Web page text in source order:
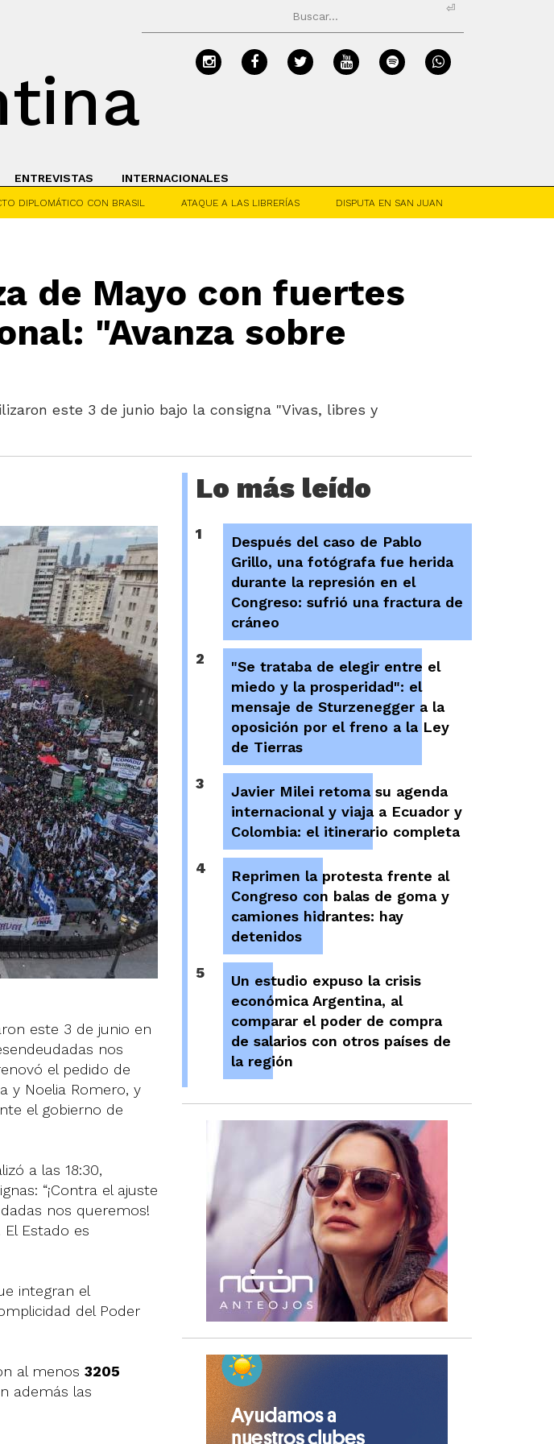
⏎
ENTREVISTAS INTERNACIONALES
DIPLOMÁTICO CON BRASIL ATAQUE A LAS LIBRERÍAS DISPUTA EN SAN JUAN
de Mayo con fuertes
"Avanza sobre
este 3 de junio bajo la consigna "Vivas, libres y
este 3 de junio en
nos
el pedido de
y Noelia Romero, y
el gobierno de
a las 18:30,
“¡Contra el ajuste
nos queremos!
Estado es
integran el
del Poder
al menos 3205
además las
Lo más leído
1
Después del caso de Pablo
Grillo, una fotógrafa fue herida
durante la represión en el
Congreso: sufrió una fractura de
cráneo
2
"Se trataba de elegir entre el
miedo y la prosperidad": el
mensaje de Sturzenegger a la
oposición por el freno a la Ley
de Tierras
3
Javier Milei retoma su agenda
internacional y viaja a Ecuador y
Colombia: el itinerario completa
4
Reprimen la protesta frente al
Congreso con balas de goma y
camiones hidrantes: hay
detenidos
5
Un estudio expuso la crisis
económica Argentina, al
comparar el poder de compra
de salarios con otros países de
la región